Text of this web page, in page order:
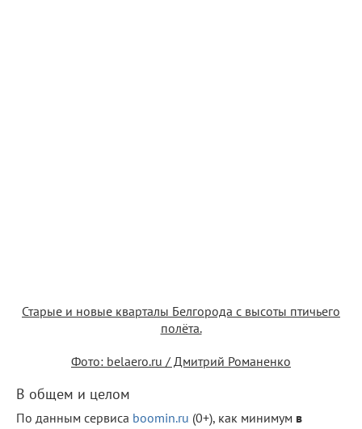
Старые и новые кварталы Белгорода с высоты птичьего
полёта.
Фото: belaero.ru / Дмитрий Романенко
В общем и целом
По данным сервиса boomin.ru (0+), как минимум в